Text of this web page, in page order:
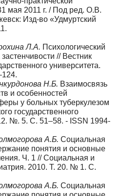
мая 2011 г. / Под ред. О.В.
Изд-во «Удмуртский
Л.А. Психологический
// Вестник
университета.
Н.Б. Взаимосвязь
и особенностей
у больных туберкулезом
государственного
№. 5. С. 51–58. - ISSN 1994-
А.Б. Социальная
понятия и основные
Ч. 1 // Социальная и
2010. Т. 20. № 1. С.
А.Б. Социальная